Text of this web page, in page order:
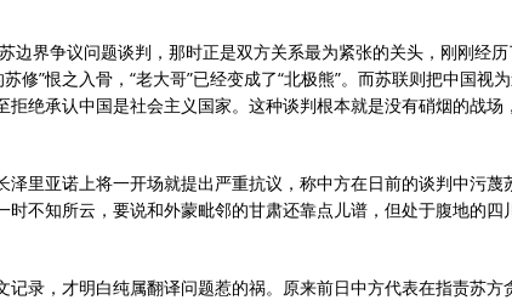
边界争议问题谈判，那时正是双方关系最为紧张的关头，刚刚经
修”恨之入骨，“老大哥”已经变成了“北极熊”。而苏联则把中国视
拒绝承认中国是社会主义国家。这种谈判根本就是没有硝烟的战场
泽里亚诺上将一开场就提出严重抗议，称中方在日前的谈判中污蔑
时不知所云，要说和外蒙毗邻的甘肃还靠点儿谱，但处于腹地的
记录，才明白纯属翻译问题惹的祸。原来前日中方代表在指责苏方